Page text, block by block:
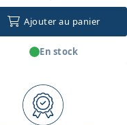
Ajouter au panier
En stock